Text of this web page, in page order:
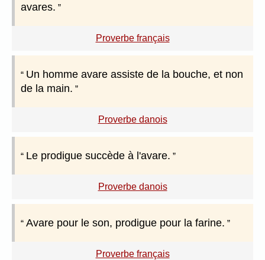
avares.
Proverbe français
Un homme avare assiste de la bouche, et non
de la main.
Proverbe danois
Le prodigue succède à l'avare.
Proverbe danois
Avare pour le son, prodigue pour la farine.
Proverbe français